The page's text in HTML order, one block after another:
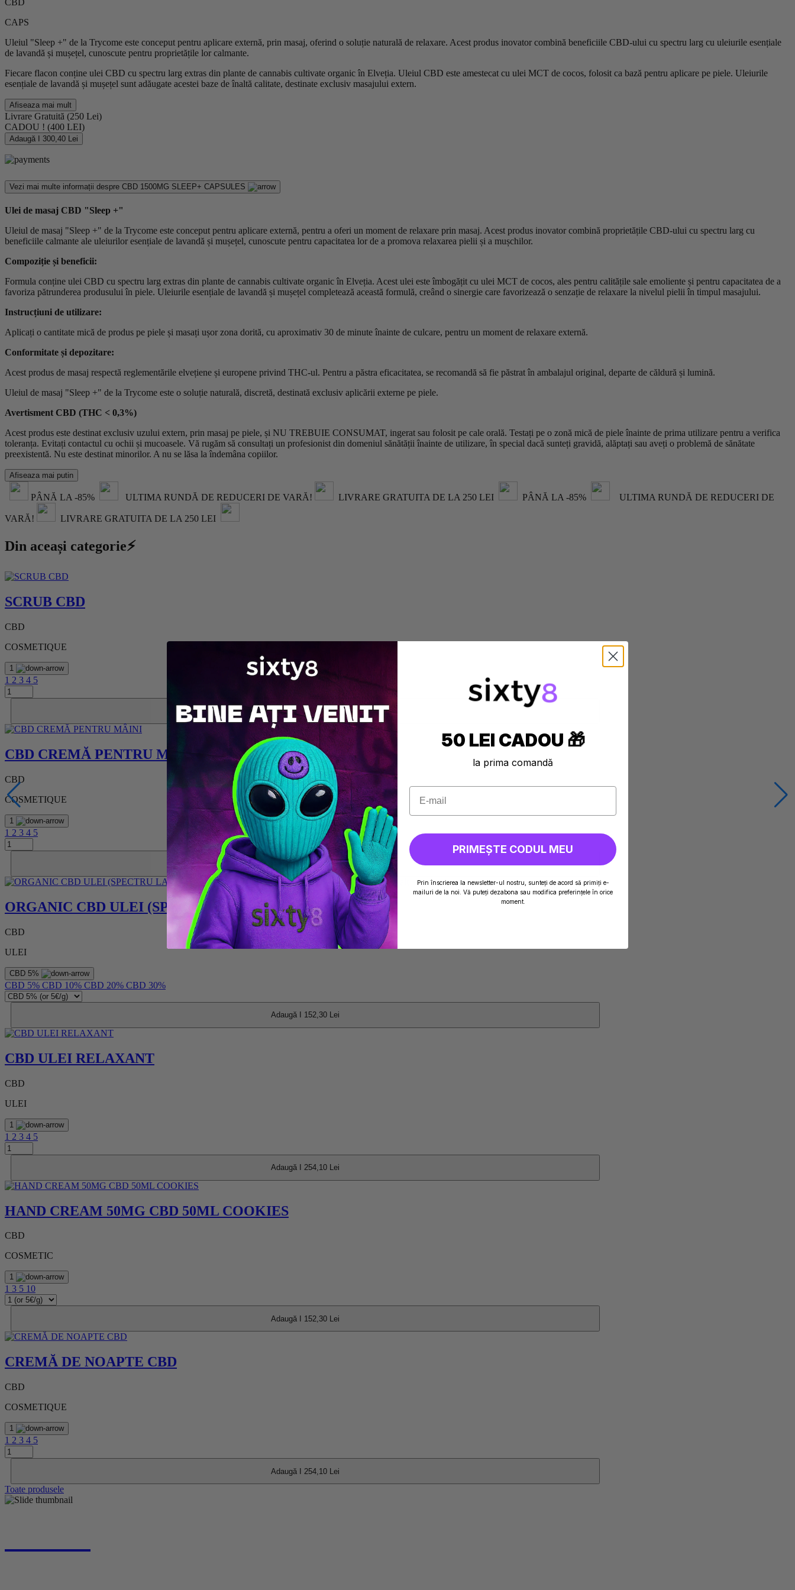
CAPS
Uleiul "Sleep +" de la Trycome este conceput pentru aplicare externă, prin masaj, oferind o soluție naturală de relaxare. Acest produs inovator combină beneficiile CBD-ului cu spectru larg cu uleiurile esențiale
de lavandă și mușețel, cunoscute pentru proprietățile lor calmante.
Fiecare flacon conține ulei CBD cu spectru larg extras din plante de cannabis cultivate organic în Elveția. Uleiul CBD este amestecat cu ulei MCT de cocos, folosit ca bază pentru aplicare pe piele. Uleiurile
esențiale de lavandă și mușețel sunt adăugate acestei baze de înaltă calitate, destinate exclusiv masajului extern.
Afiseaza mai mult
Livrare Gratuită (250 Lei)
CADOU ! (400 LEI)
Adaugă I 300,40 Lei
Vezi mai multe informații despre CBD 1500MG SLEEP+ CAPSULES
Ulei de masaj CBD "Sleep +"
Uleiul de masaj "Sleep +" de la Trycome este conceput pentru aplicare externă, pentru a oferi un moment de relaxare prin masaj. Acest produs inovator combină proprietățile CBD-ului cu spectru larg cu
beneficiile calmante ale uleiurilor esențiale de lavandă și mușețel, cunoscute pentru capacitatea lor de a promova relaxarea pielii și a mușchilor.
Compoziție și beneficii:
Formula conține ulei CBD cu spectru larg extras din plante de cannabis cultivate organic în Elveția. Acest ulei este îmbogățit cu ulei MCT de cocos, ales pentru calitățile sale emoliente și pentru capacitatea de a
favoriza pătrunderea produsului în piele. Uleiurile esențiale de lavandă și mușețel completează această formulă, creând o sinergie care favorizează o senzație de relaxare la nivelul pielii în timpul masajului.
Instrucțiuni de utilizare:
Aplicați o cantitate mică de produs pe piele și masați ușor zona dorită, cu aproximativ 30 de minute înainte de culcare, pentru un moment de relaxare externă.
Conformitate și depozitare:
Acest produs de masaj respectă reglementările elvețiene și europene privind THC-ul. Pentru a păstra eficacitatea, se recomandă să fie păstrat în ambalajul original, departe de căldură și lumină.
Uleiul de masaj "Sleep +" de la Trycome este o soluție naturală, discretă, destinată exclusiv aplicării externe pe piele.
Avertisment CBD (THC < 0,3%)
Acest produs este destinat exclusiv uzului extern, prin masaj pe piele, și NU TREBUIE CONSUMAT, ingerat sau folosit pe cale orală. Testați pe o zonă mică de piele înainte de prima utilizare pentru a verifica
toleranța. Evitați contactul cu ochii și mucoasele. Vă rugăm să consultați un profesionist din domeniul sănătății înainte de utilizare, în special dacă sunteți gravidă, alăptați sau aveți o problemă de sănătate
preexistentă. Nu este destinat minorilor. A nu se lăsa la îndemâna copiilor.
Afiseaza mai putin
PÂNĂ LA -85% ULTIMA RUNDĂ DE REDUCERI DE VARĂ! LIVRARE GRATUITA DE LA 250 LEI PÂNĂ LA -85% ULTIMA RUNDĂ DE REDUCERI DE
VARĂ! LIVRARE GRATUITA DE LA 250 LEI
Din aceași categorie⚡
SCRUB CBD
CBD
COSMETIQUE
1
1 2 3 4 5
Adaugă I 152,30 Lei
CBD CREMĂ PENTRU MÂINI
CBD
COSMETIQUE
1
1 2 3 4 5
Adaugă I 152,30 Lei
ORGANIC CBD ULEI (SPECTRU LARG) TRYCOME
CBD
ULEI
CBD 5%
CBD 5% CBD 10% CBD 20% CBD 30%
Adaugă I 152,30 Lei
CBD ULEI RELAXANT
CBD
ULEI
1
1 2 3 4 5
Adaugă I 254,10 Lei
HAND CREAM 50MG CBD 50ML COOKIES
CBD
COSMETIC
1
1 3 5 10
Adaugă I 152,30 Lei
CREMĂ DE NOAPTE CBD
CBD
COSMETIQUE
1
1 2 3 4 5
Adaugă I 254,10 Lei
Toate produsele
50 LEI CADOU 🎁
la prima comandă
PRIMEȘTE CODUL MEU
Prin înscrierea la newsletter-ul nostru, sunteți de acord să primiți e-
mailuri de la noi. Vă puteți dezabona sau modifica preferințele în orice
moment.